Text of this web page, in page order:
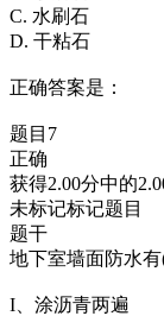
C. 水刷石
D. 干粘石
正确答案是：
题目7
正确
获得2.00分中的
未标记标记题目
题干
地下室墙面防
I、涂沥青两遍